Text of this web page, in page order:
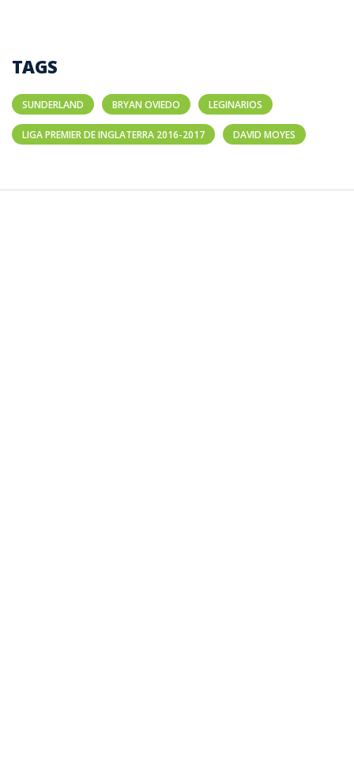
TAGS
SUNDERLAND BRYAN OVIEDO LEGINARIOS
LIGA PREMIER DE INGLATERRA 2016-2017 DAVID MOYES